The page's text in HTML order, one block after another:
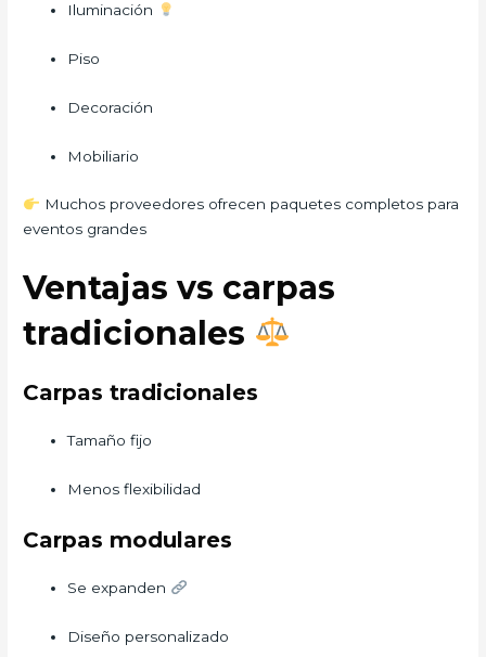
Iluminación
Piso
Decoración
Mobiliario
Muchos proveedores ofrecen paquetes completos para
eventos grandes
Ventajas vs carpas
tradicionales
Carpas tradicionales
Tamaño fijo
Menos flexibilidad
Carpas modulares
Se expanden
Diseño personalizado